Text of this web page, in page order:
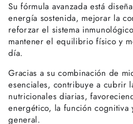
Su fórmula avanzada está
energía sostenida, mejorar la
reforzar el sistema
mantener el equilibrio físico y
día.
Gracias a su combinación de
esenciales, contribuye a cubrir
nutricionales diarias,
energético, la función cognitiva
general.